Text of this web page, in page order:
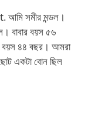
সমীর মন্ডল।
বাবার বয়স ৫৬
বয়স ৪৪ বছর। আমরা
একটা বোন ছিল